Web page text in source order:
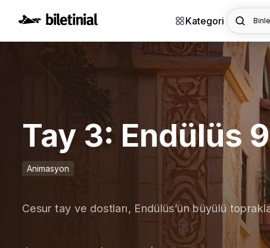
Kategori
Tay 3: Endülüs
Animasyon
Cesur tay ve dostları, Endülüs’ün büyülü